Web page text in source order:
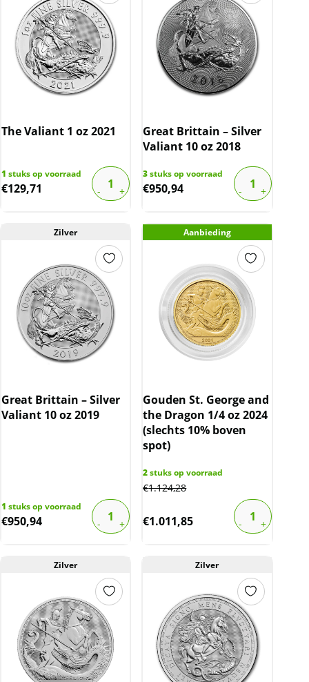
The Valiant 1 oz 2021
1 stuks op voorraad
€129,71
Great Brittain – Silver
Valiant 10 oz 2018
3stuks op voorraad
€950,94
Zilver
Great Brittain – Silver
Valiant 10 oz 2019
1 stuks op voorraad
€950,94
Aanbieding
Gouden St. George and
the Dragon 1/4 oz 2024
(slechts 10% boven
spot)
2stuks op voorraad
€1.124,28
€1.011,85
Zilver Zilver